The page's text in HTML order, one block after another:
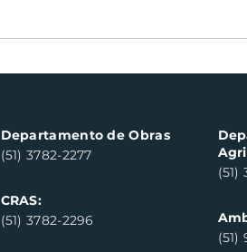
Clara do Sul
Departamento de Obras
(51) 3782-2277
CRAS:
(51) 3782-2296
(51)
(51)